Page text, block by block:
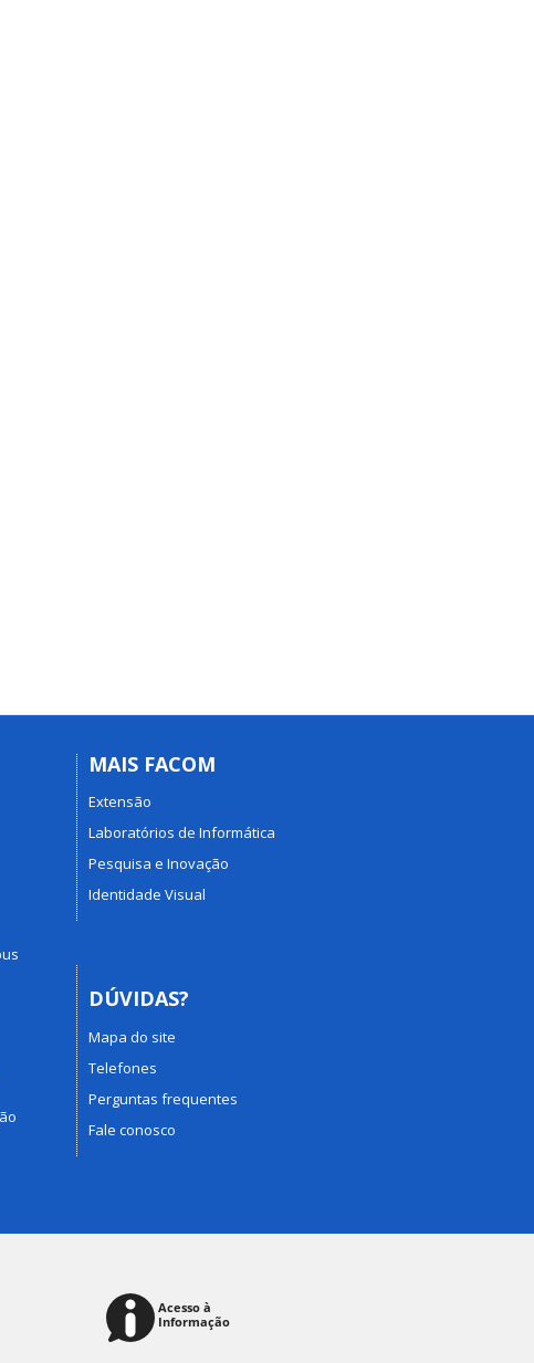
MAIS FACOM
Extensão
Laboratórios de Informática
Pesquisa e Inovação
Identidade Visual
DÚVIDAS?
Mapa do site
Telefones
Perguntas frequentes
Fale conosco